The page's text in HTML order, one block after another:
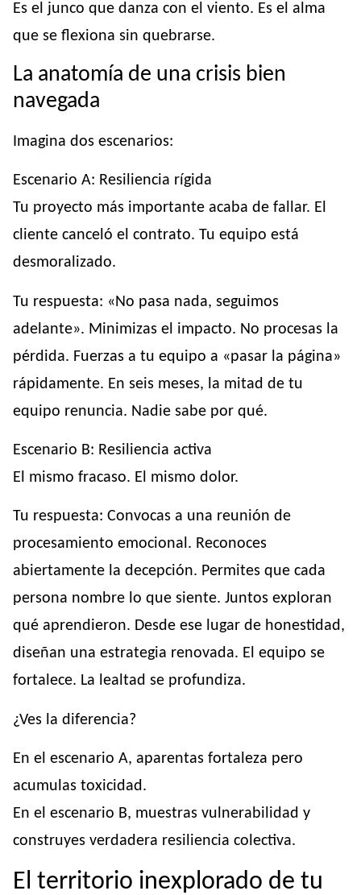
Es el junco que danza con el viento. Es el alma
que se flexiona sin quebrarse.
La anatomía de una crisis bien
navegada
Imagina dos escenarios:
Escenario A: Resiliencia rígida
Tu proyecto más importante acaba de fallar. El
cliente canceló el contrato. Tu equipo está
desmoralizado.
Tu respuesta: «No pasa nada, seguimos
adelante». Minimizas el impacto. No procesas la
pérdida. Fuerzas a tu equipo a «pasar la página»
rápidamente. En seis meses, la mitad de tu
equipo renuncia. Nadie sabe por qué.
Escenario B: Resiliencia activa
El mismo fracaso. El mismo dolor.
Tu respuesta: Convocas a una reunión de
procesamiento emocional. Reconoces
abiertamente la decepción. Permites que cada
persona nombre lo que siente. Juntos exploran
qué aprendieron. Desde ese lugar de honestidad,
diseñan una estrategia renovada. El equipo se
fortalece. La lealtad se profundiza.
¿Ves la diferencia?
En el escenario A, aparentas fortaleza pero
acumulas toxicidad.
En el escenario B, muestras vulnerabilidad y
construyes verdadera resiliencia colectiva.
El territorio inexplorado de tu